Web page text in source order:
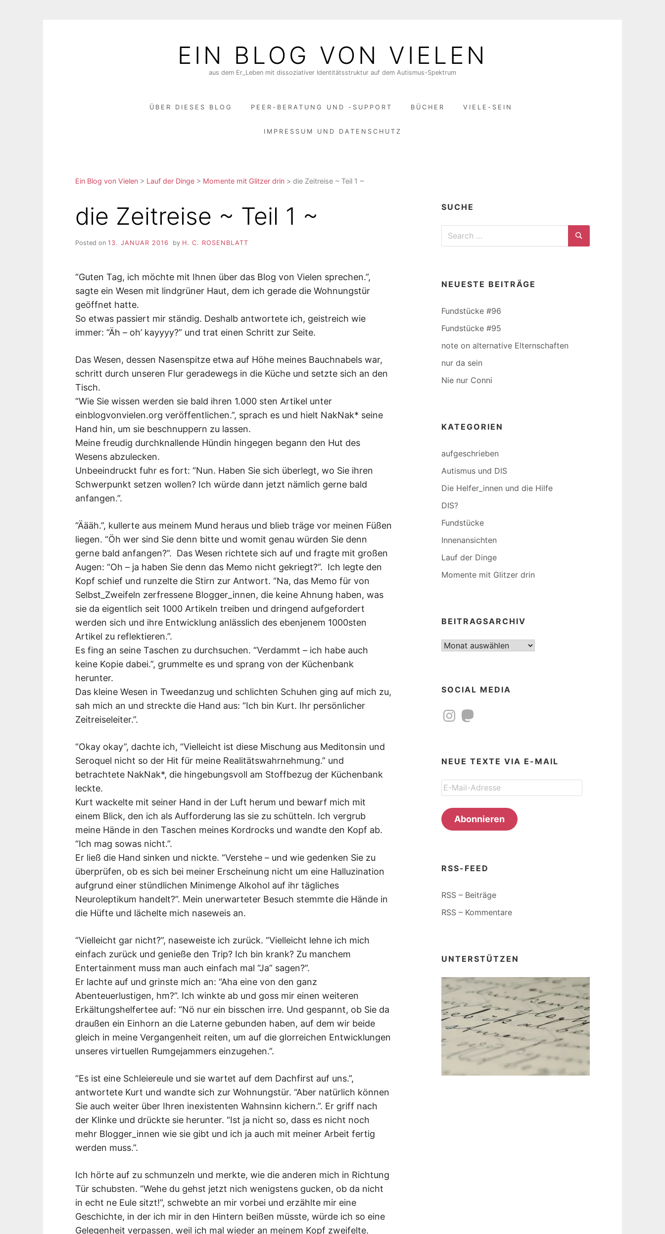
EIN BLOG VON VIELEN
aus dem Er_Leben mit dissoziativer Identitätsstruktur auf dem Autismus-Spektrum
ÜBER DIESES BLOG PEER-BERATUNG UND -SUPPORT BÜCHER VIELE-SEIN
IMPRESSUM UND DATENSCHUTZ
Ein Blog von Vielen > Lauf der Dinge > Momente mit Glitzer drin > die Zeitreise ~ Teil 1 ~
die Zeitreise ~ Teil 1 ~
Posted on 13. JANUAR 2016 by H. C. ROSENBLATT
“Guten Tag, ich möchte mit Ihnen über das Blog von Vielen sprechen.”,
sagte ein Wesen mit lindgrüner Haut, dem ich gerade die Wohnungstür
geöffnet hatte.
So etwas passiert mir ständig. Deshalb antwortete ich, geistreich wie
immer: “Äh – oh’ kayyyy?” und trat einen Schritt zur Seite.
Das Wesen, dessen Nasenspitze etwa auf Höhe meines Bauchnabels war,
schritt durch unseren Flur geradewegs in die Küche und setzte sich an den
Tisch.
“Wie Sie wissen werden sie bald ihren 1.000 sten Artikel unter
einblogvonvielen.org veröffentlichen.”, sprach es und hielt NakNak* seine
Hand hin, um sie beschnuppern zu lassen.
Meine freudig durchknallende Hündin hingegen begann den Hut des
Wesens abzulecken.
Unbeeindruckt fuhr es fort: “Nun. Haben Sie sich überlegt, wo Sie ihren
Schwerpunkt setzen wollen? Ich würde dann jetzt nämlich gerne bald
anfangen.”.
“Äääh.”, kullerte aus meinem Mund heraus und blieb träge vor meinen Füßen
liegen. “Öh wer sind Sie denn bitte und womit genau würden Sie denn
gerne bald anfangen?”. Das Wesen richtete sich auf und fragte mit großen
Augen: “Oh – ja haben Sie denn das Memo nicht gekriegt?”. Ich legte den
Kopf schief und runzelte die Stirn zur Antwort. “Na, das Memo für von
Selbst_Zweifeln zerfressene Blogger_innen, die keine Ahnung haben, was
sie da eigentlich seit 1000 Artikeln treiben und dringend aufgefordert
werden sich und ihre Entwicklung anlässlich des ebenjenem 1000sten
Artikel zu reflektieren.”.
Es fing an seine Taschen zu durchsuchen. “Verdammt – ich habe auch
keine Kopie dabei.”, grummelte es und sprang von der Küchenbank
herunter.
Das kleine Wesen in Tweedanzug und schlichten Schuhen ging auf mich zu,
sah mich an und streckte die Hand aus: “Ich bin Kurt. Ihr persönlicher
Zeitreiseleiter.”.
“Okay okay”, dachte ich, “Vielleicht ist diese Mischung aus Meditonsin und
Seroquel nicht so der Hit für meine Realitätswahrnehmung.” und
betrachtete NakNak*, die hingebungsvoll am Stoffbezug der Küchenbank
leckte.
Kurt wackelte mit seiner Hand in der Luft herum und bewarf mich mit
einem Blick, den ich als Aufforderung las sie zu schütteln. Ich vergrub
meine Hände in den Taschen meines Kordrocks und wandte den Kopf ab.
“Ich mag sowas nicht.”.
Er ließ die Hand sinken und nickte. “Verstehe – und wie gedenken Sie zu
überprüfen, ob es sich bei meiner Erscheinung nicht um eine Halluzination
aufgrund einer stündlichen Minimenge Alkohol auf ihr tägliches
Neuroleptikum handelt?”. Mein unerwarteter Besuch stemmte die Hände in
die Hüfte und lächelte mich naseweis an.
“Vielleicht gar nicht?”, naseweiste ich zurück. “Vielleicht lehne ich mich
einfach zurück und genieße den Trip? Ich bin krank? Zu manchem
Entertainment muss man auch einfach mal “Ja” sagen?”.
Er lachte auf und grinste mich an: “Aha eine von den ganz
Abenteuerlustigen, hm?”. Ich winkte ab und goss mir einen weiteren
Erkältungshelfertee auf: “Nö nur ein bisschen irre. Und gespannt, ob Sie da
draußen ein Einhorn an die Laterne gebunden haben, auf dem wir beide
gleich in meine Vergangenheit reiten, um auf die glorreichen Entwicklungen
unseres virtuellen Rumgejammers einzugehen.”.
“Es ist eine Schleiereule und sie wartet auf dem Dachfirst auf uns.”,
antwortete Kurt und wandte sich zur Wohnungstür. “Aber natürlich können
Sie auch weiter über Ihren inexistenten Wahnsinn kichern.”. Er griff nach
der Klinke und drückte sie herunter. “Ist ja nicht so, dass es nicht noch
mehr Blogger_innen wie sie gibt und ich ja auch mit meiner Arbeit fertig
werden muss.”.
Ich hörte auf zu schmunzeln und merkte, wie die anderen mich in Richtung
Tür schubsten. “Wehe du gehst jetzt nich wenigstens gucken, ob da nicht
in echt ne Eule sitzt!”, schwebte an mir vorbei und erzählte mir eine
Geschichte, in der ich mir in den Hintern beißen müsste, würde ich so eine
Gelegenheit verpassen, weil ich mal wieder an meinem Kopf zweifelte.
SUCHE
Search
Search
NEUESTE BEITRÄGE
Fundstücke #96
Fundstücke #95
note on alternative Elternschaften
nur da sein
Nie nur Conni
KATEGORIEN
aufgeschrieben
Autismus und DIS
Die Helfer_innen und die Hilfe
DIS?
Fundstücke
Innenansichten
Lauf der Dinge
Momente mit Glitzer drin
BEITRAGSARCHIV
Beitragsarchiv
SOCIAL MEDIA
InstagramMastodon
NEUE TEXTE VIA E-MAIL
E-
Mail-
Adresse
Abonnieren
RSS-FEED
RSS – Beiträge
RSS – Kommentare
UNTERSTÜTZEN